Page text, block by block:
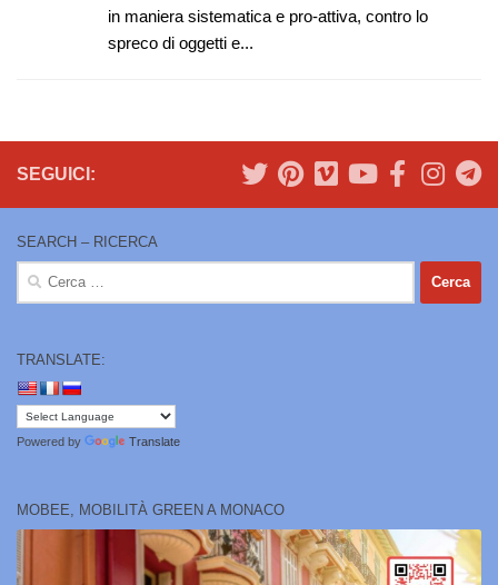
in maniera sistematica e pro-attiva, contro lo
spreco di oggetti e...
SEGUICI:
SEARCH – RICERCA
Ricerca
TRANSLATE:
Powered by Translate
MOBEE, MOBILITÀ GREEN A MONACO